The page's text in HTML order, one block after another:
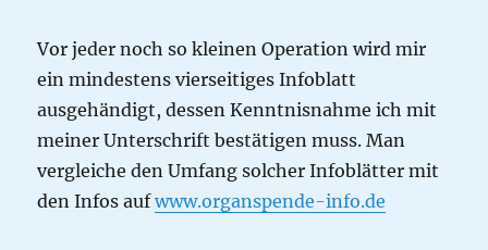
Vor jeder noch so kleinen Operation wird mir
ein mindestens vierseitiges Infoblatt
ausgehändigt, dessen Kenntnisnahme ich mit
meiner Unterschrift bestätigen muss. Man
vergleiche den Umfang solcher Infoblätter mit
den Infos aufwww.organspende-info.de